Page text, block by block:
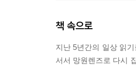
역사가 부끄러움을 가르
어떤 가난과 어떤 가혹
글을 쓰다가 길을 잃다
오월 광주와 ‘우리 선생
책 속으로
지난 5년간의 일상 읽
서서 망원렌즈로 다시